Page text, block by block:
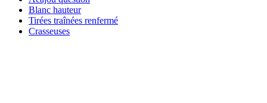
Blanc hauteur
Tirées traînées renfermé
Crasseuses